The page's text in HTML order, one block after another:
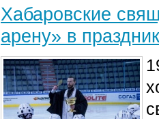
Хабаровские
арену» в